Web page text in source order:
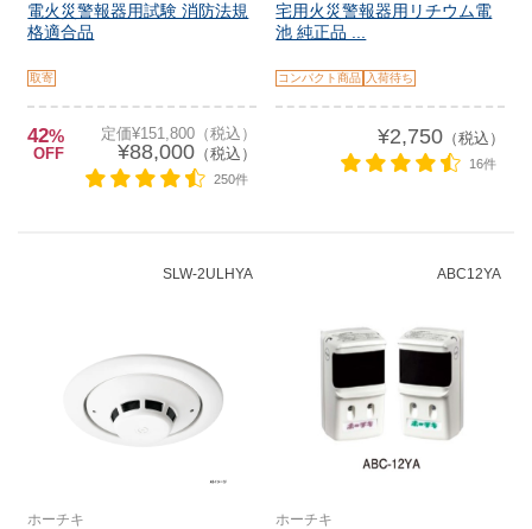
電火災警報器用試験 消防法規
格適合品
取寄
42%
OFF
定価¥151,800（税込）
¥88,000（税込）
250件
宅用火災警報器用リチウム電
池 純正品 ...
コンパクト商品 入荷待ち
¥2,750（税込）
16件
SLW-2ULHYA
ホーチキ
ABC12YA
ホーチキ